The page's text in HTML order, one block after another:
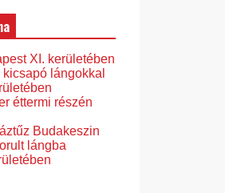
XI. kerületében
lángokkal
éttermi részén
Budakeszin
lángba